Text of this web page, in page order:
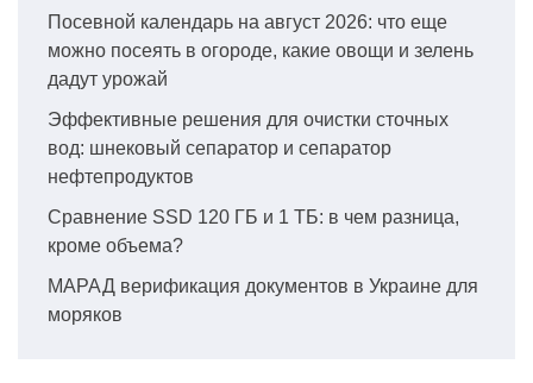
Посевной календарь на август 2026: что еще
можно посеять в огороде, какие овощи и зелень
дадут урожай
Эффективные решения для очистки сточных
вод: шнековый сепаратор и сепаратор
нефтепродуктов
Сравнение SSD 120 ГБ и 1 ТБ: в чем разница,
кроме объема?
МАРАД верификация документов в Украине для
моряков